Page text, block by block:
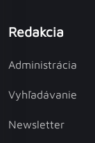
Redakcia
Administrácia
Vyhľadávanie
Newsletter